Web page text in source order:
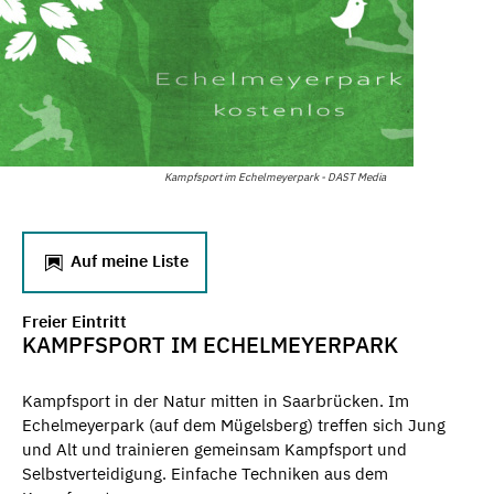
Kampfsport im Echelmeyerpark - DAST Media
Auf meine Liste
Freier Eintritt
KAMPFSPORT IM ECHELMEYERPARK
Kampfsport in der Natur mitten in Saarbrücken. Im
Echelmeyerpark (auf dem Mügelsberg) treffen sich Jung
und Alt und trainieren gemeinsam Kampfsport und
Selbstverteidigung. Einfache Techniken aus dem